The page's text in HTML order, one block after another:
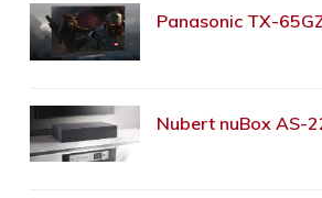
Panasonic TX-
Nubert nuBox AS-